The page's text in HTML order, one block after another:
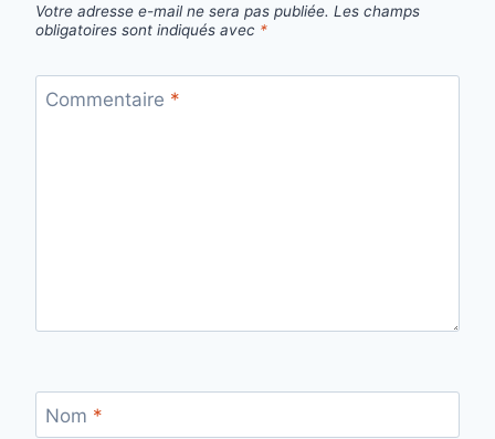
Votre adresse e-mail ne sera pas publiée. Les champs
obligatoires sont indiqués avec *
Commentaire *
Nom *